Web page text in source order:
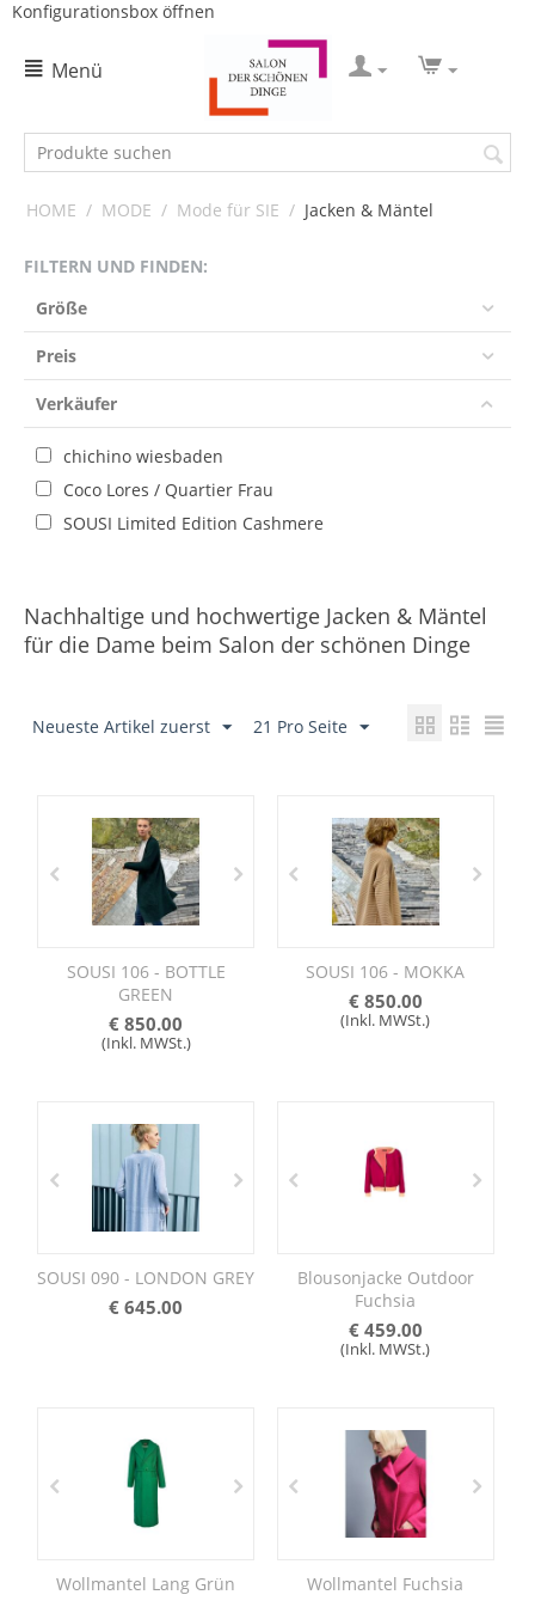
Konfigurationsbox öffnen
Menü
HOME / MODE / Mode für SIE / Jacken & Mäntel
FILTERN UND FINDEN:
Größe
Preis
Verkäufer
chichino wiesbaden
Coco Lores / Quartier Frau
SOUSI Limited Edition Cashmere
Nachhaltige und hochwertige Jacken & Mäntel
für die Dame beim Salon der schönen Dinge
Neueste Artikel zuerst 21 Pro Seite
SOUSI 106 - BOTTLE
GREEN
€ 850.00
(Inkl. MWSt.)
SOUSI 106 - MOKKA
€ 850.00
(Inkl. MWSt.)
SOUSI 090 - LONDON GREY
€ 645.00
Blousonjacke Outdoor
Fuchsia
€ 459.00
(Inkl. MWSt.)
Wollmantel Lang Grün Wollmantel Fuchsia